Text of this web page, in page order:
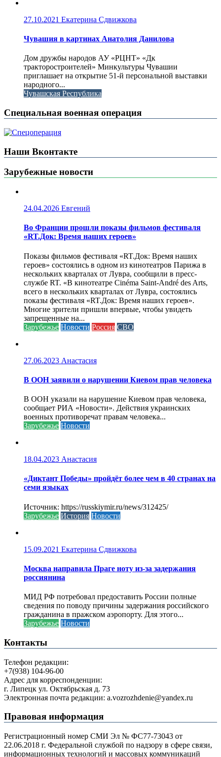
27.10.2021 Екатерина Сдвижкова
Чувашия в картинах Анатолия Данилова
Дом дружбы народов АУ «РЦНТ» «Дк
тракторостроителей» Минкультуры Чувашии
приглашает на открытие 51-й персональной выставки
народного...
Чувашская Республика
Специальная военная операция
Наши Вконтакте
Зарубежные новости
24.04.2026 Евгений
Во Франции прошли показы фильмов фестиваля
«RT.Док: Время наших героев»
Показы фильмов фестиваля «RT.Док: Время наших
героев» состоялись в одном из кинотеатров Парижа в
нескольких кварталах от Лувра, сообщили в пресс-
службе RT. «В кинотеатре Cinéma Saint-André des Arts,
всего в нескольких кварталах от Лувра, состоялись
показы фестиваля «RT.Док: Время наших героев».
Многие зрители пришли впервые, чтобы увидеть
запрещенные на...
Зарубежье Новости Россия СВО
27.06.2023 Анастасия
В ООН заявили о нарушении Киевом прав человека
В ООН указали на нарушение Киевом прав человека,
сообщает РИА «Новости». Действия украинских
военных противоречат правам человека...
Зарубежье Новости
18.04.2023 Анастасия
«Диктант Победы» пройдёт более чем в 40 странах на
семи языках
Источник: https://russkiymir.ru/news/312425/
Зарубежье История Новости
15.09.2021 Екатерина Сдвижкова
Москва направила Праге ноту из-за задержания
россиянина
МИД РФ потребовал предоставить России полные
сведения по поводу причины задержания российского
гражданина в пражском аэропорту. Для этого...
Зарубежье Новости
Контакты
Телефон редакции:
+7(938) 104-96-00
Адрес для корреспонденции:
г. Липецк ул. Октябрьская д. 73
Электронная почта редакции: a.vozrozhdenie@yandex.ru
Правовая информация
Регистрационный номер СМИ Эл № ФС77-73043 от
22.06.2018 г. Федеральной службой по надзору в сфере связи,
информационных технологий и массовых коммуникаций